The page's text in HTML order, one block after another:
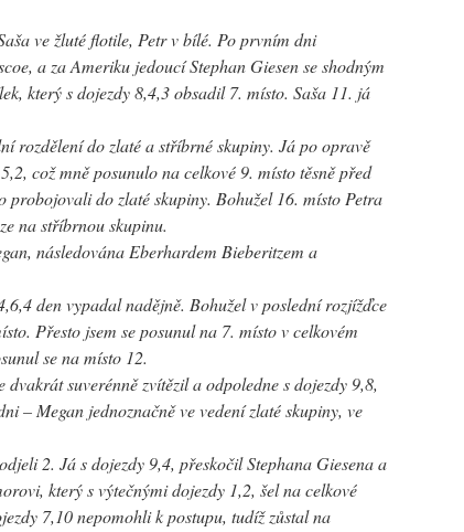
ve žluté flotile, Petr v bílé. Po prvním dni
a za Ameriku jedoucí Stephan Giesen se shodným
který s dojezdy 8,4,3 obsadil 7. místo. Saša 11. já
rozdělení do zlaté a stříbrné skupiny. Já po opravě
což mně posunulo na celkové 9. místo těsně před
probojovali do zlaté skupiny. Bohužel 16. místo Petra
na stříbrnou skupinu.
následována Eberhardem Bieberitzem a
den vypadal nadějně. Bohužel v poslední rozjížďce
Přesto jsem se posunul na 7. místo v celkovém
se na místo 12.
suverénně zvítězil a odpoledne s dojezdy 9,8,
– Megan jednoznačně ve vedení zlaté skupiny, ve
2. Já s dojezdy 9,4, přeskočil Stephana Giesena a
který s výtečnými dojezdy 1,2, šel na celkové
7,10 nepomohli k postupu, tudíž zůstal na